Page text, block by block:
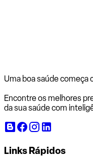
Uma boa saúde começa
Encontre os melhores
da sua saúde com
Links Rápidos